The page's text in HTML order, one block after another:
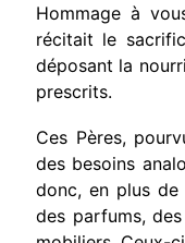
Hommage à
récitait le
déposant la
prescrits.
Ces Pères,
des besoins
donc, en plus de
des parfums,